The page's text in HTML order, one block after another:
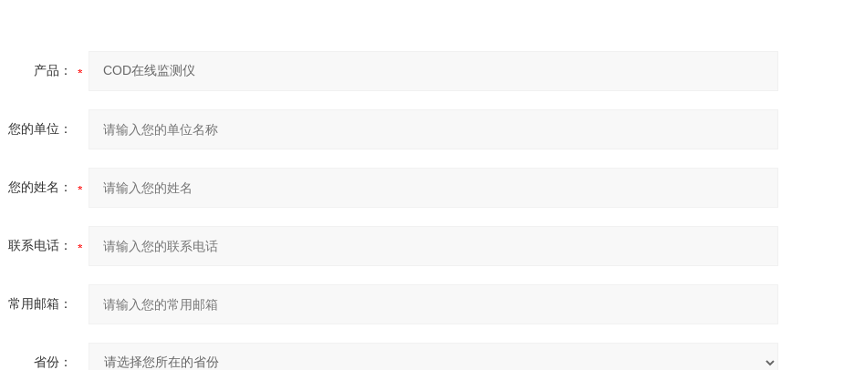
产品：
您的单位：
您的姓名：
联系电话：
常用邮箱：
省份：